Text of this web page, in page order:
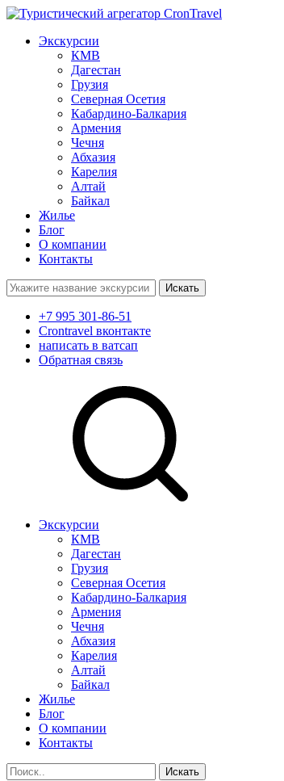
Экскурсии
КМВ
Дагестан
Грузия
Северная Осетия
Кабардино-Балкария
Армения
Чечня
Абхазия
Карелия
Алтай
Байкал
Жилье
Блог
О компании
Контакты
Поиск:
+7 995 301-86-51
Crontravel вконтакте
написать в ватсап
Обратная связь
Экскурсии
КМВ
Дагестан
Грузия
Северная Осетия
Кабардино-Балкария
Армения
Чечня
Абхазия
Карелия
Алтай
Байкал
Жилье
Блог
О компании
Контакты
Поиск: